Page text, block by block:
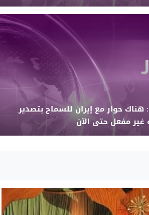
هناك حوار مع إيران للسماح بتصدير
غير مفعل حتى الآن